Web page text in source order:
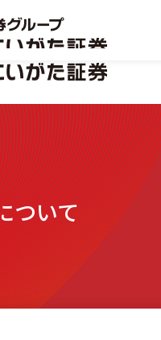
の特長
方につける
覧
の特長
方につける
ト
ついて